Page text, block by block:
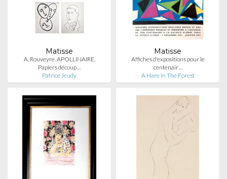
Matisse
A. Rouveyre. APOLLINAIRE.
Papiers découp…
Patrice Jeudy
Matisse
Affiches d'expositions pour le
centenair…
A Hare In The Forest